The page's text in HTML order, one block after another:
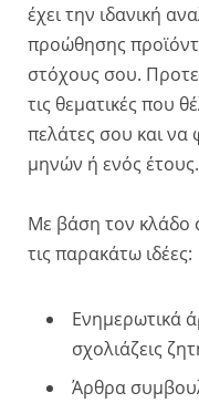
έχει την ιδανική
προώθησης
στόχους σου.
τις θεματικές που
πελάτες σου και να
μηνών ή ενός έτους.
Με βάση τον κλάδο
τις παρακάτω ιδέες:
Ενημερωτικά
σχολιάζεις
Άρθρα